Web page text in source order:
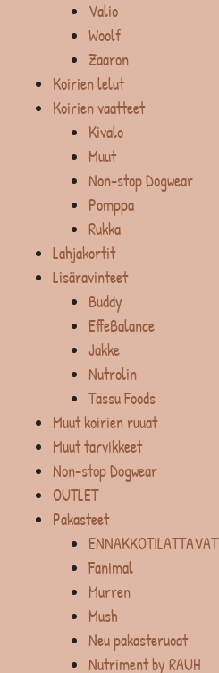
Valio
Woolf
Zaaron
Koirien lelut
Koirien vaatteet
Kivalo
Muut
Non-stop Dogwear
Pomppa
Rukka
Lahjakortit
Lisäravinteet
Buddy
EffeBalance
Jakke
Nutrolin
Tassu Foods
Muut koirien ruuat
Muut tarvikkeet
Non-stop Dogwear
OUTLET
Pakasteet
ENNAKKOTILATTAVAT
Fanimal
Murren
Mush
Neu pakasteruoat
Nutriment by RAUH